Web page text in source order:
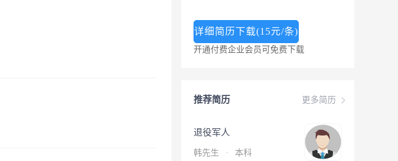
详细简历下载(15元/条)
开通付费企业会员可免费下载
更多简历
推荐简历
退役军人
韩先生 · 本科